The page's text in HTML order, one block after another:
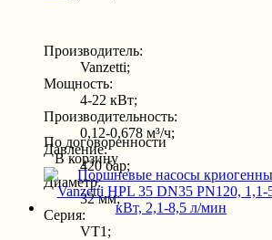
Производитель:
Vanzetti;
Мощность:
4-22 кВт;
Производительность:
0,12-0,678 м³/ч;
Давление:
420 бар;
Диаметр:
32 мм;
Серия:
VT1;
По договоренности
В корзину